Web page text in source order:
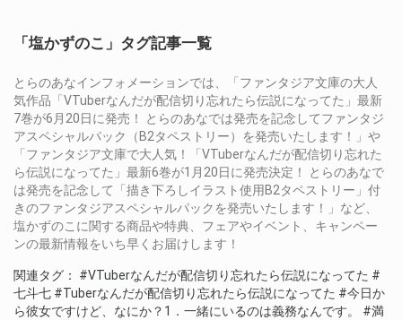
「塩かずのこ」タグ記事一覧
とらのあなインフォメーションでは、「ファンタジア文庫の大人
気作品「VTuberなんだが配信切り忘れたら伝説になってた」最新
7巻が6月20日に発売！ とらのあなでは発売を記念してファンタジ
アスペシャルパック（B2タペストリー）を発売いたします！」や
「ファンタジア文庫で大人気！「VTuberなんだが配信切り忘れた
ら伝説になってた」最新6巻が1月20日に発売決定！ とらのあなで
は発売を記念して「描き下ろしイラスト使用B2タペストリー」付
きのファンタジアスペシャルパックを発売いたします！」など、
塩かずのこに関する商品や特典、フェアやイベント、キャンペー
ンの最新情報をいち早くお届けします！
関連タグ： #VTuberなんだが配信切り忘れたら伝説になってた #
七斗七 #Tuberなんだが配信切り忘れたら伝説になってた #今日か
ら彼女ですけど、なにか？1．一緒にいるのは義務なんです。
#満